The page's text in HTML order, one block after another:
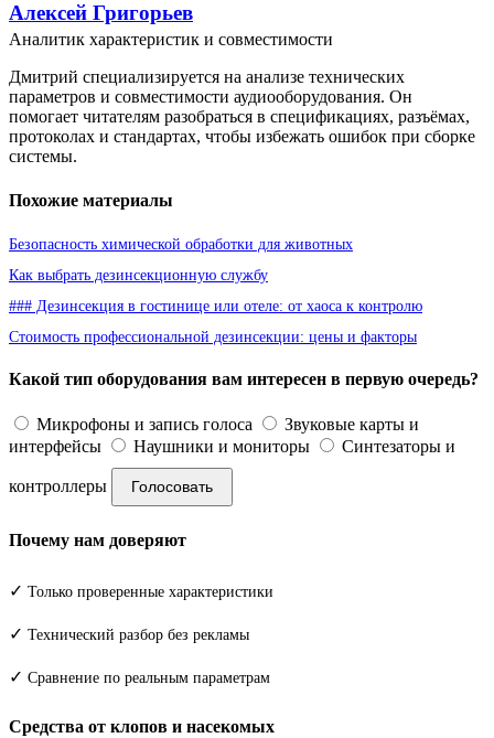
Алексей Григорьев
Аналитик характеристик и совместимости
Дмитрий специализируется на анализе технических
параметров и совместимости аудиооборудования. Он
помогает читателям разобраться в спецификациях, разъёмах,
протоколах и стандартах, чтобы избежать ошибок при сборке
системы.
Похожие материалы
Безопасность химической обработки для животных
Как выбрать дезинсекционную службу
### Дезинсекция в гостинице или отеле: от хаоса к контролю
Стоимость профессиональной дезинсекции: цены и факторы
Какой тип оборудования вам интересен в первую очередь?
Микрофоны и запись голоса
Звуковые карты и
интерфейсы
Наушники и мониторы Синтезаторы и
контроллеры Голосовать
Почему нам доверяют
✓ Только проверенные характеристики
✓ Технический разбор без рекламы
✓ Сравнение по реальным параметрам
Средства от клопов и насекомых